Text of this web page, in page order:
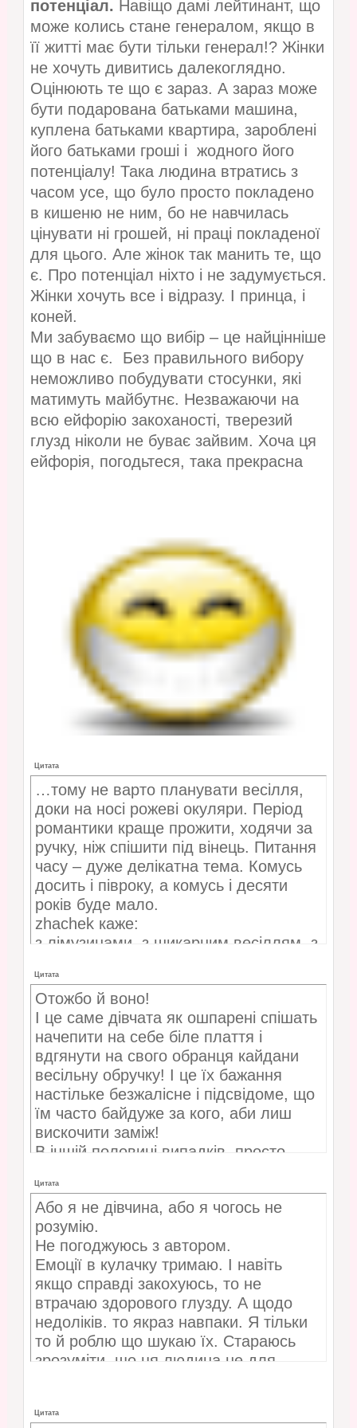
потенціал. Навіщо дамі лейтинант, що
може колись стане генералом, якщо в
її житті має бути тільки генерал!? Жінки
не хочуть дивитись далекоглядно.
Оцінюють те що є зараз. А зараз може
бути подарована батьками машина,
куплена батьками квартира, зароблені
його батьками гроші і жодного його
потенціалу! Така людина втратись з
часом усе, що було просто покладено
в кишеню не ним, бо не навчилась
цінувати ні грошей, ні праці покладеної
для цього. Але жінок так манить те, що
є. Про потенціал ніхто і не задумується.
Жінки хочуть все і відразу. І принца, і
коней.
Ми забуваємо що вибір – це найцінніше
що в нас є. Без правильного вибору
неможливо побудувати стосунки, які
матимуть майбутнє. Незважаючи на
всю ейфорію закоханості, тверезий
глузд ніколи не буває зайвим. Хоча ця
ейфорія, погодьтеся, така прекрасна
Цитата
…тому не варто планувати весілля,
доки на носі рожеві окуляри. Період
романтики краще прожити, ходячи за
ручку, ніж спішити під вінець. Питання
часу – дуже делікатна тема. Комусь
досить і півроку, а комусь і десяти
років буде мало.
zhachek каже:
з лімузинами, з шикарним весіллям, з
– за півроку розійшлися!людині
просто хотілося казки, а не шлюбного
життя.
Окрім того, ще ніхто не відміняв
принципу “знайся кінь з конем…”
Цитата
Отожбо й воно!
І це саме дівчата як ошпарені спішать
начепити на себе біле плаття і
вдгянути на свого обранця кайдани
весільну обручку! І це їх бажання
настільке безжалісне і підсвідоме, що
їм часто байдуже за кого, аби лиш
вискочити заміж!
В іншій половині випадків, просто
образ, а потім ходять і розказують, що
“всі вони однакові”… як на шию
кидалась то не казала шо він такий як
всі!
Цитата
Або я не дівчина, або я чогось не
розумію.
Не погоджуюсь з автором.
Емоції в кулачку тримаю. І навіть
якщо справді закохуюсь, то не
втрачаю здорового глузду. А щодо
недоліків. то якраз навпаки. Я тільки
то й роблю що шукаю їх. Стараюсь
зрозуміти, що ця людина не для
І заміж не спішу, можливо навіть
Цитата